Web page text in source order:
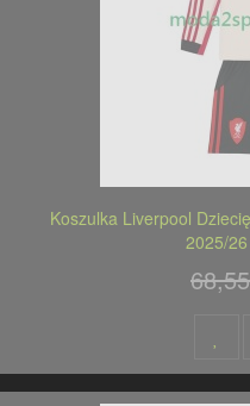
Koszulka Liverpool
2025/